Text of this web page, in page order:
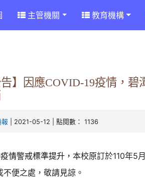
主管機關 教育機構
告】因應COVID-19疫情，
報 | 2021-05-12 | 點閱數： 1136
疫情警戒標準提升，本校原訂於110年5
不便之處，敬請見諒。